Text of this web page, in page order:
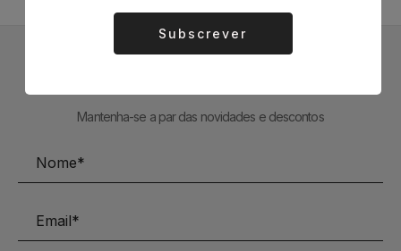
Mantenha-se a par das novidades e descontos
Subscrever